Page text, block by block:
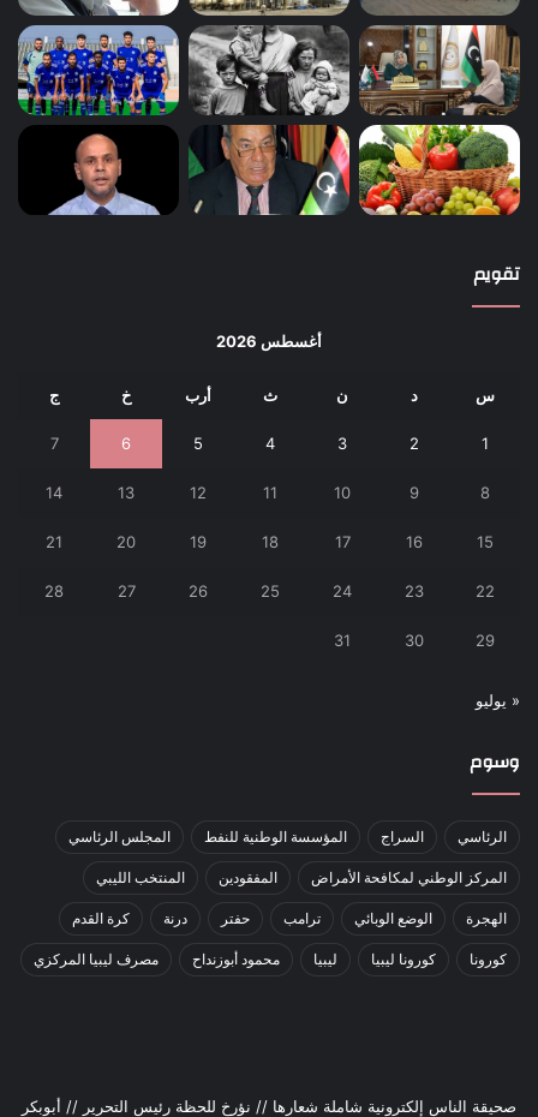
تقويم
أغسطس 2026
س د ن ث أرب خ ج
1
2
3
4
5
6
7
8
9
10
11
12
13
14
15
16
17
18
19
20
21
22
23
24
25
26
27
28
29
30
31
« يوليو
وسوم
الرئاسي السراج المؤسسة الوطنية للنفط المجلس الرئاسي
المركز الوطني لمكافحة الأمراض المفقودين المنتخب الليبي
الهجرة الوضع الوبائي ترامب حفتر درنة كرة القدم
كورونا كورونا ليبيا ليبيا محمود أبوزنداح مصرف ليبيا المركزي
صحيقة الناس إلكترونية شاملة شعارها // نؤرخ للحظة رئيس التحرير // أبوبكر